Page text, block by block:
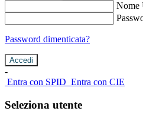
Nome
Password dimenticata?
-
Entra con SPID Entra con CIE
Seleziona utente